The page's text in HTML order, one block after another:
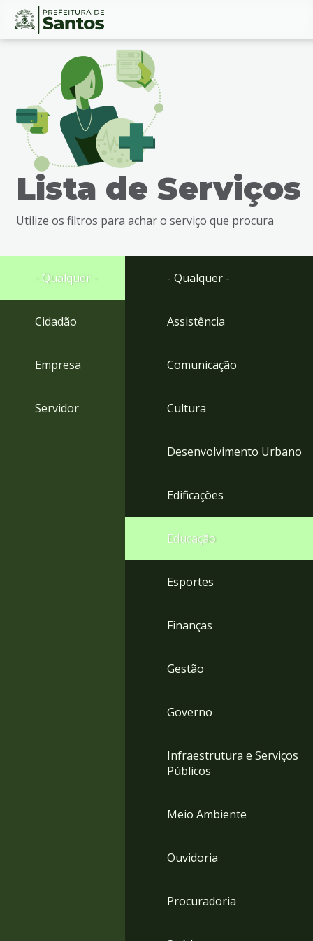
Ir
busca
Ir
rodapé
Conteúdo
Lista de Serviços
Utilize os filtros para achar o serviço que procura
- Qualquer -
Cidadão
Empresa
Servidor
- Qualquer -
Assistência
Comunicação
Cultura
Desenvolvimento Urbano
Edificações
Educação
Esportes
Finanças
Gestão
Governo
Infraestrutura e Serviços
Públicos
Meio Ambiente
Ouvidoria
Procuradoria